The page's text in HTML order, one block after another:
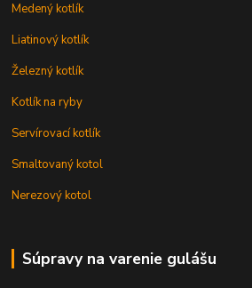
Medený kotlík
Liatinový kotlík
Železný kotlík
Kotlík na ryby
Servírovací kotlík
Smaltovaný kotol
Nerezový kotol
Súpravy na varenie gulášu